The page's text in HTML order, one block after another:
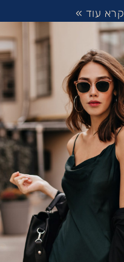
קרא עוד »